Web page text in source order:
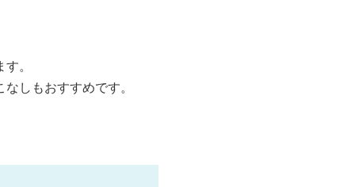
。
しもおすすめです。